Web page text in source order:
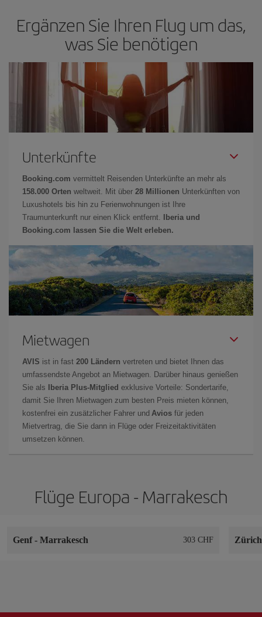
Ergänzen Sie Ihren Flug um das,
was Sie benötigen
Unterkünfte
Booking.com vermittelt Reisenden Unterkünfte an mehr als
158.000 Orten weltweit. Mit über 28 Millionen Unterkünften von
Luxushotels bis hin zu Ferienwohnungen ist Ihre
Traumunterkunft nur einen Klick entfernt.
Iberia und
Booking.com lassen Sie die Welt erleben.
Mietwagen
AVIS ist in fast 200 Ländern vertreten und bietet Ihnen das
umfassendste Angebot an Mietwagen. Darüber hinaus genießen
Sie als
Iberia Plus-Mitglied exklusive Vorteile: Sondertarife,
damit Sie Ihren Mietwagen zum besten Preis mieten können,
kostenfrei ein zusätzlicher Fahrer und Avios für jeden
Mietvertrag, die Sie dann in Flüge oder Freizeitaktivitäten
umsetzen können.
Flüge Europa - Marrakesch
Genf- Marrakesch 303 CHF